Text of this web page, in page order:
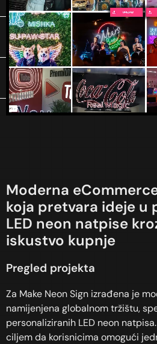
Moderna
koja pretvara ideje u
LED neon natpise
iskustvo kupnje
Pregled projekta
Za Make Neon Sign izrađena je
namijenjena globalnom tržištu,
personaliziranih LED neon
ciljem da korisnicima omogući